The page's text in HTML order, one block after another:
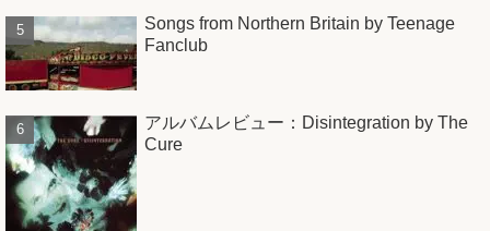
Songs from Northern Britain by Teenage
Fanclub
アルバムレビュー：Disintegration by The
Cure